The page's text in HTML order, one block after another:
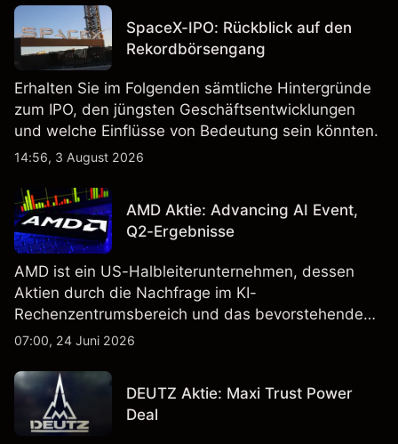
SpaceX-IPO: Rückblick auf den
Rekordbörsengang
Erhalten Sie im Folgenden sämtliche Hintergründe
zum IPO, den jüngsten Geschäftsentwicklungen
und welche Einflüsse von Bedeutung sein könnten.
14:56, 3 August 2026
AMD Aktie: Advancing AI Event,
Q2-Ergebnisse
AMD ist ein US-Halbleiterunternehmen, dessen
Aktien durch die Nachfrage im KI-
Rechenzentrumsbereich und das bevorstehende
„Advancing AI 2026"-Event im Juli Aufmerksamkeit
Vergangenheit ist kein verlässlicher Indikator für
zukünftige Ergebnisse.
07:00, 24 Juni 2026
DEUTZ Aktie: Maxi Trust Power
Deal